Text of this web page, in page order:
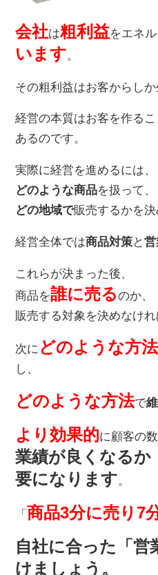
会社は粗利益をエネ
います。
その粗利益はお客からしか
経営の本質はお客を作る
あるのです。
実際に経営を進めるには、
どのような商品を扱って、
どの地域で販売するかを決
経営全体では商品対策と
これらが決まった後、
商品を誰に売るのか、
販売する対象を決めなけれ
次に どのような方法
し、
どのような方法で
より効果的に顧客の
業績が良くなるか
要になります。
「 商品3分に売り7
自社に合った「営
けましょう。